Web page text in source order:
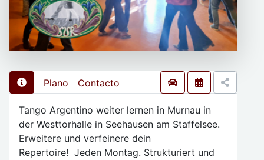
Plano Contacto
Tango Argentino weiter lernen in Murnau in
der Westtorhalle in Seehausen am Staffelsee.
Erweitere und verfeinere dein
Repertoire! Jeden Montag. Strukturiert und